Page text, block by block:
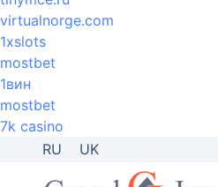
virtualnorge.com
1xslots
mostbet
1вин
mostbet
7k casino
RU
UK